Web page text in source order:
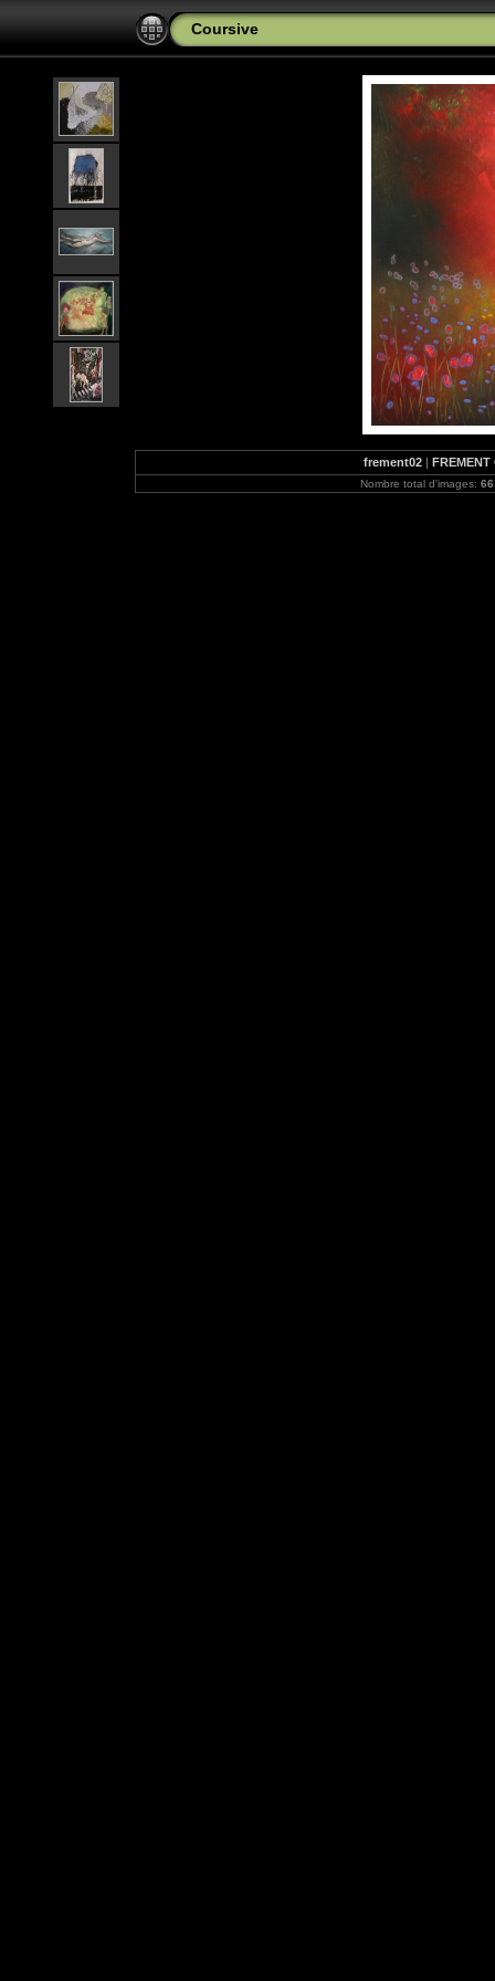
Coursive
frement02 |
Nombre total d'images: 66